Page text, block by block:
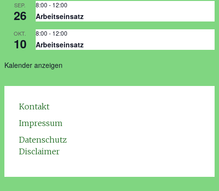
SEP.
26
8:00 - 12:00
Arbeitseinsatz
OKT.
10
8:00 - 12:00
Arbeitseinsatz
Kalender anzeigen
Kontakt
Impressum
Datenschutz
Disclaimer